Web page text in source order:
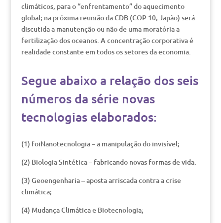
climáticos, para o “enfrentamento” do aquecimento
global; na próxima reunião da CDB (COP 10, Japão) será
discutida a manutenção ou não de uma moratória a
fertilização dos oceanos. A concentração corporativa é
realidade constante em todos os setores da economia.
Segue abaixo a relação dos seis
números da série novas
tecnologias elaborados:
(1) foiNanotecnologia – a manipulação do invisível;
(2) Biologia Sintética – fabricando novas formas de vida.
(3) Geoengenharia – aposta arriscada contra a crise
climática;
(4) Mudança Climática e Biotecnologia;